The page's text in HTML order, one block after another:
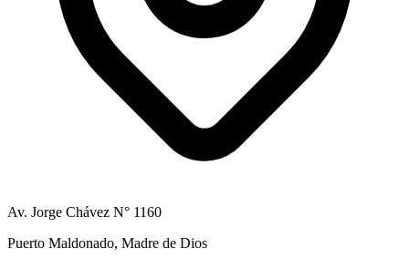
Av. Jorge Chávez N° 1160
Puerto Maldonado, Madre de Dios